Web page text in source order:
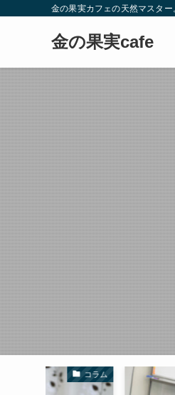
金の果実カフェの天然マスタ
金の果実cafe